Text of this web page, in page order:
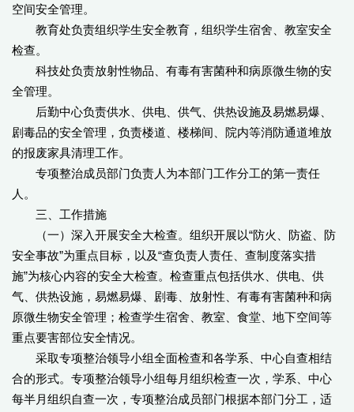
空间安全管理。
教育处负责组织学生安全教育，组织学生宿舍、教室安全
检查。
科技处负责放射性物品、有毒有害菌种和病原微生物的安
全管理。
后勤中心负责供水、供电、供气、供热设施及易燃易爆、
剧毒品的安全管理，负责楼道、楼梯间、院内等消防通道堆放
的报废家具清理工作。
专项整治成员部门负责人为本部门工作分工的第一责任
人。
三、工作措施
（一）深入开展安全大检查。组织开展以“防火、防盗、防
安全事故”为重点目标，以及“查负责人责任、查制度落实措
施”为核心内容的安全大检查。检查重点包括供水、供电、供
气、供热设施，易燃易爆、剧毒、放射性、有毒有害菌种和病
原微生物安全管理；检查学生宿舍、教室、食堂、地下空间等
重点要害部位安全情况。
采取专项整治领导小组全面检查和各学系、中心自查相结
合的形式。专项整治领导小组每月组织检查一次，学系、中心
每半月组织自查一次，专项整治成员部门根据本部门分工，适